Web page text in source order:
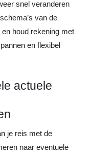
snel veranderen
van de
houd rekening met
en flexibel
actuele
je reis met de
naar eventuele